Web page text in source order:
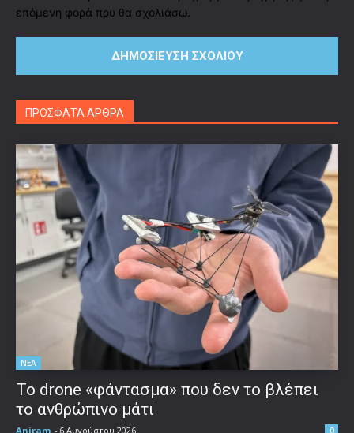
επόμενη φορά που θα σχολιάσω.
ΠΡΟΣΦΑΤΑ ΑΡΘΡΑ
ΝΕΑ
Το drone «φάντασμα» που δεν το βλέπει
το ανθρώπινο μάτι
Aniram - 6 Αυγούστου 2026 0